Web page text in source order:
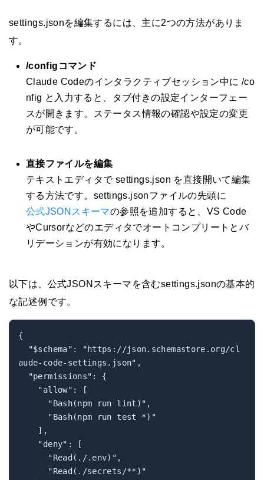
settings.jsonを編集するには、主に2つの方法がありま
す。
/configコマンド
Claude Codeのインタラクティブセッション中に /co
nfig と入力すると、タブ付きの設定インターフェー
スが開きます。ステータス情報の確認や設定の変更
が可能です。
直接ファイルを編集
テキストエディタで settings.json を直接開いて編集
する方法です。settings.jsonファイルの先頭に
公式JSONスキーマの参照を追加すると、VS Code
やCursorなどのエディタでオートコンプリートとバ
リデーションが有効になります。
以下は、公式JSONスキーマを含むsettings.jsonの基本的
な記述例です。
{
aude-code-settings.json",